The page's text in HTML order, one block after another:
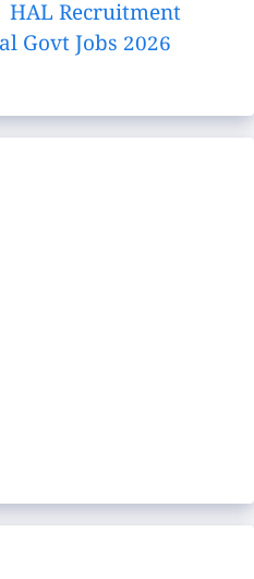
Recruitment
Govt Jobs 2026